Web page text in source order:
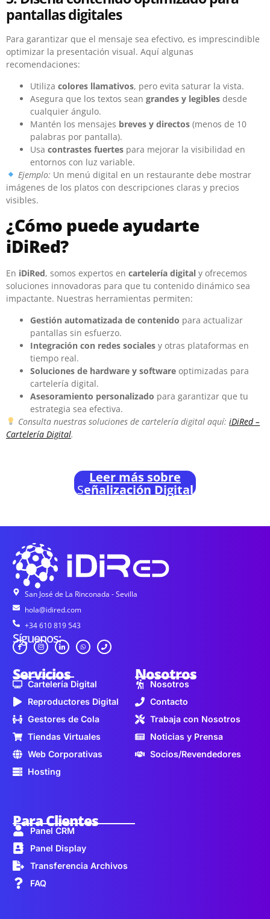
pantallas digitales
Para garantizar que el mensaje sea efectivo, es imprescindible
optimizar la presentación visual. Aquí algunas
recomendaciones:
Utiliza colores llamativos, pero evita saturar la vista.
Asegura que los textos sean grandes y legibles desde
cualquier ángulo.
Mantén los mensajes breves y directos (menos de 10
palabras por pantalla).
Usa contrastes fuertes para mejorar la visibilidad en
entornos con luz variable.
Ejemplo: Un menú digital en un restaurante debe mostrar
imágenes de los platos con descripciones claras y precios
visibles.
¿Cómo puede ayudarte
iDiRed?
En iDiRed, somos expertos en cartelería digital y ofrecemos
soluciones innovadoras para que tu contenido dinámico sea
impactante. Nuestras herramientas permiten:
Gestión automatizada de contenido para actualizar
pantallas sin esfuerzo.
Integración con redes sociales y otras plataformas en
tiempo real.
Soluciones de hardware y software optimizadas para
cartelería digital.
Asesoramiento personalizado para garantizar que tu
estrategia sea efectiva.
Consulta nuestras soluciones de cartelería digital aquí:iDiRed –
Cartelería Digital.
Leer más sobre
Señalización Digital
San José de La Rinconada - Sevilla
hola@idired.com
+34 610 819 543
Síguenos:
Servicios
Cartelería Digital
Reproductores Digital
Gestores de Cola
Tiendas Virtuales
Web Corporativas
Hosting
Nosotros
Nosotros
Contacto
Trabaja con Nosotros
Noticias y Prensa
Socios/Revendedores
Para Clientes
Panel CRM
Panel Display
Transferencia Archivos
FAQ